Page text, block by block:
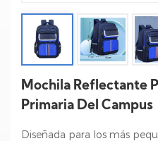
Mochila Reflectante
Primaria Del Campus
Diseñada para los más